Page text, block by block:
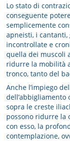
Lo stato di
conseguente
semplicemente
apneisti, i
incontrollate e
quella dei muscoli
ridurre la mobilità
tronco, tanto del
Anche l’impiego
sopra le creste
possono ridurre la
con esso, la
contemplazione,